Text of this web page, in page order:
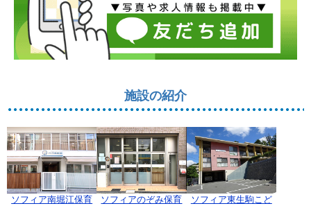
施設の紹介
ソフィア南堀江保育
ソフィアのぞみ保育
ソフィア東生駒こど